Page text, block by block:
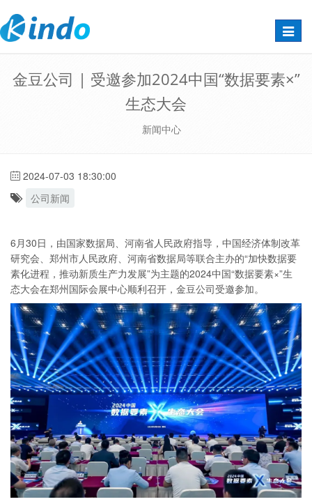
Toggle
金豆公司 | 受邀参加2024中国“数据要素×”
生态大会
新闻中心
2024-07-03 18:30:00
公司新闻
6月30日，由国家数据局、河南省人民政府指导，中国经济体制改革
研究会、郑州市人民政府、河南省数据局等联合主办的“加快数据要
素化进程，推动新质生产力发展”为主题的2024中国“数据要素×”生
态大会在郑州国际会展中心顺利召开，金豆公司受邀参加。